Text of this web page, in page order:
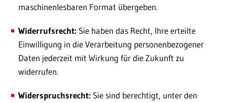
maschinenlesbaren Format übergeben.
Widerrufsrecht: Sie haben das Recht, Ihre erteilte
Einwilligung in die Verarbeitung personenbezogener
Daten jederzeit mit Wirkung für die Zukunft zu
widerrufen.
Widerspruchsrecht: Sie sind berechtigt, unter den